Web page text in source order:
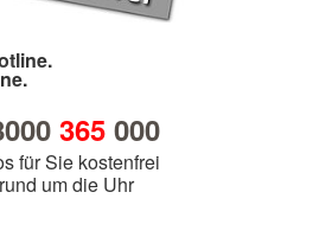
365000
für Sie kostenfrei
rund um die Uhr